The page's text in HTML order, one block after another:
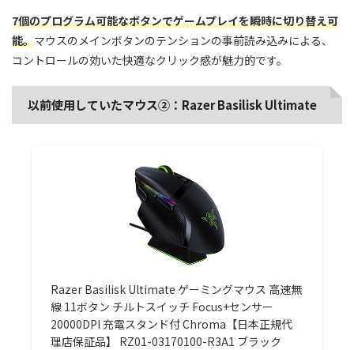
7個のプログラム可能なボタンでゲームプレイを瞬時に切り替え可
能。マウスのメインボタンのテンションの事前読み込みによる、
コントロールの効いた快適なクリック感が魅力的です。
以前使用していたマウス②：Razer Basilisk Ultimate
Razer Basilisk Ultimate ゲーミングマウス 高速無
線 11ボタン チルトスイッチ Focus+センサー
20000DPI 充電スタンド付 Chroma【日本正規代
理店保証品】 RZ01-03170100-R3A1 ブラック